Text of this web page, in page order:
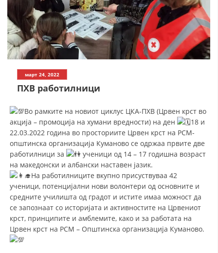
ИСТОРИЈАТ НА ЦКРМ
КОНТАКТ ИНФОРМАЦИИ
ЗАКОН ЗА ЦКРМ
СТАТУТ НА ЦКРМ
март 24, 2022
ПХВ работилници
Во рамките на новиот циклус ЦКА-ПХВ (Црвен крст во
акција – промоција на хумани вредности) на ден
18 и
22.03.2022 година во просториите Црвен крст на РСМ-
општинска организација Куманово се одржаа првите две
работилници за
ученици од 14 – 17 годишна возраст
на македонски и албански наставен јазик.
На работилниците вкупно присуствуваа 42
ученици, потенцијални нови волонтери од основните и
средните училишта од градот и истите имаа можност да
се запознаат со историјата и активностите на Црвениот
крст, принципите и амблемите, како и за работата на
Црвен крст на РСМ – Општинска организација Куманово.